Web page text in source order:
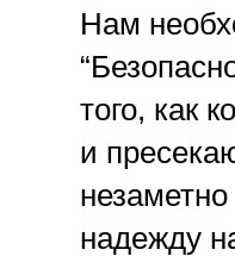
Нам
того, как
и
надежду